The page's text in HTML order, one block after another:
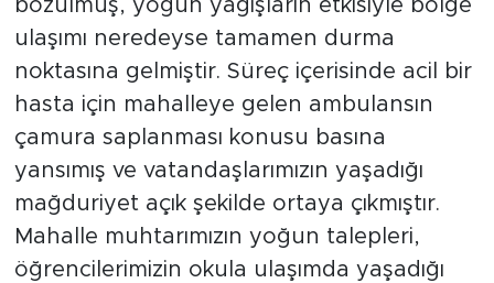
bozulmuş, yoğun yağışların etkisiyle bölge
ulaşımı neredeyse tamamen durma
noktasına gelmiştir. Süreç içerisinde acil bir
hasta için mahalleye gelen ambulansın
çamura saplanması konusu basına
yansımış ve vatandaşlarımızın yaşadığı
mağduriyet açık şekilde ortaya çıkmıştır.
Mahalle muhtarımızın yoğun talepleri,
öğrencilerimizin okula ulaşımda yaşadığı